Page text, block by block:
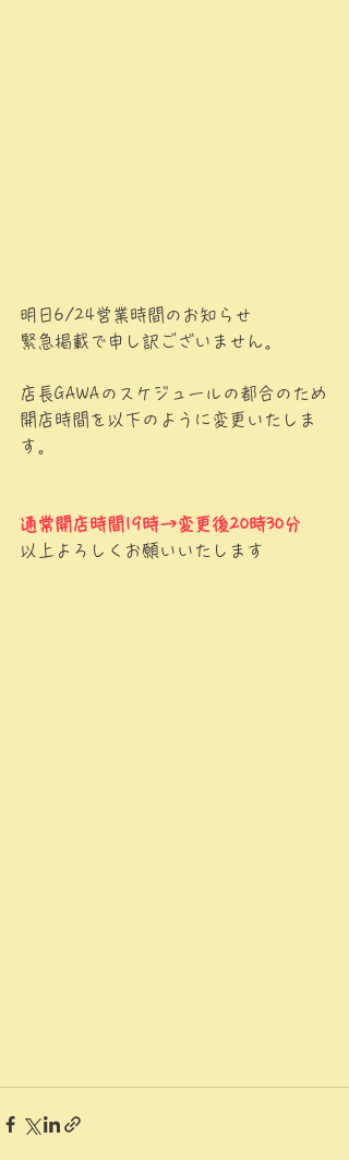
明日6/24営業時間のお知らせ
緊急掲載で申し訳ございません。
店長GAWAのスケジュールの都合のため
開店時間を以下のように変更いたしま
す。
通常開店時間19時→変更後20時30分
以上よろしくお願いいたします